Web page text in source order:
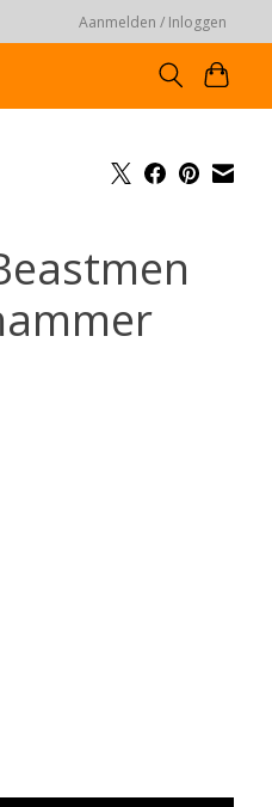
Aanmelden / Inloggen